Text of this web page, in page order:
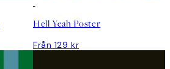
Hell Yeah Poster
Från 129 kr